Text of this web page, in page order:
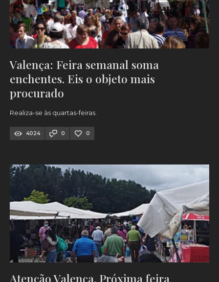
Valença: Feira semanal soma
enchentes. Eis o objeto mais
procurado
Realiza-se às quartas-feiras.
4024 0 0
Atenção Valença. Próxima feira